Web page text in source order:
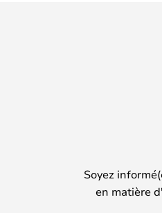
Soyez
en matière